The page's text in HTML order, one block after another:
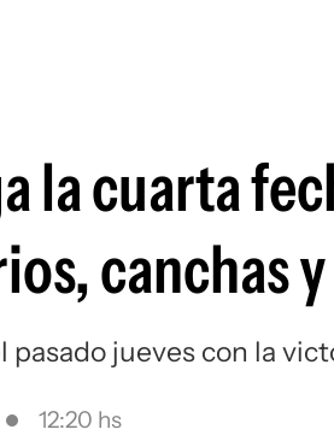
la cuarta
canchas
pasado jueves con la
12:20 hs